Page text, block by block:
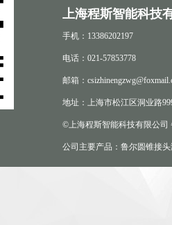
上海程斯智能科技
手机：13386202197
电话：021-57853778
邮箱：
地址：上海市松江区洞业路
©上海程斯智能科技有限公司
公司主要产品：鲁尔圆锥接